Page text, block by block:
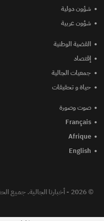
شؤون دولية
شؤون عربية
القضية الوطنية
إقتصاد
جمعيات الجالية
حياة و تحقيقات
صوت وصورة
Français
Afrique
English
© 2026 - أخبارنا الجالية. جميع الحقوق محفوظة .